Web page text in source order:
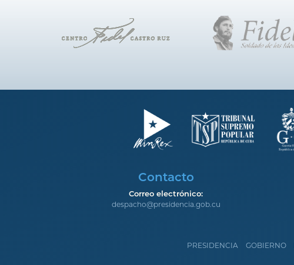
Contacto
Correo electrónico:
despacho@presidencia.gob.cu
PRESIDENCIA GOBIERNO